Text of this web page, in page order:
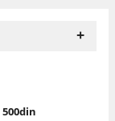
+
500din